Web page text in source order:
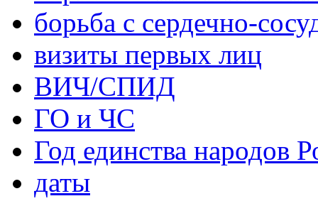
борьба с сердечно-
визиты первых лиц
ВИЧ/СПИД
ГО и ЧС
Год единства народов
даты